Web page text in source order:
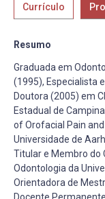
Currículo
Resumo
Graduada em
(1995), Especialista
Doutora (2005) em
Estadual de
of Orofacial Pain
Universidade de
Titular e Membro do
Odontologia da
Orientadora de
Docente